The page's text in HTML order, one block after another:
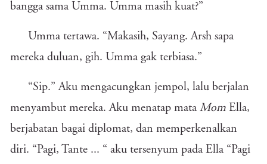
bangga sama Umma. Umma masih kuat?”
Umma tertawa. “Makasih, Sayang. Arsh sapa
mereka duluan, gih. Umma gak terbiasa.”
“Sip.” Aku mengacungkan jempol, lalu berjalan
menyambut mereka. Aku menatap mata Mom Ella,
berjabatan bagai diplomat, dan memperkenalkan
diri. “Pagi, Tante ... “ aku tersenyum pada Ella “Pagi